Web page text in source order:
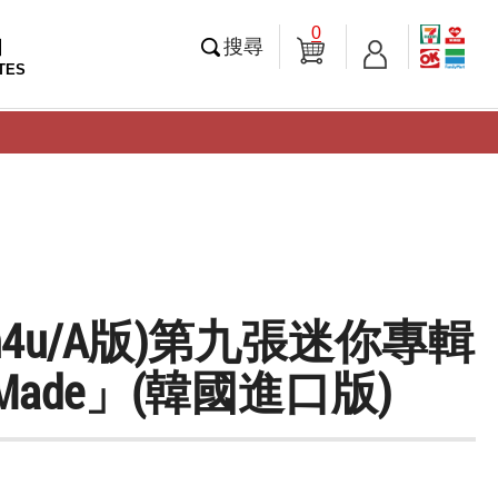
搜尋
0
A版)第九張迷你專輯
Made」(韓國進口版)